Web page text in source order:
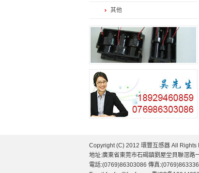
其他
Copyright (C) 2012 環豐互感器 All Rights
地址:廣東省東莞市石碣鎮劉屋坣貝聯滘路
電話:(0769)86303086 傳真